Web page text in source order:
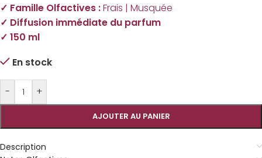
✓ Famille Olfactives :Frais | Musquée
✓ Diffusion immédiate du parfum
✓ 150 ml
En stock
- +
AJOUTER AU PANIER
Description